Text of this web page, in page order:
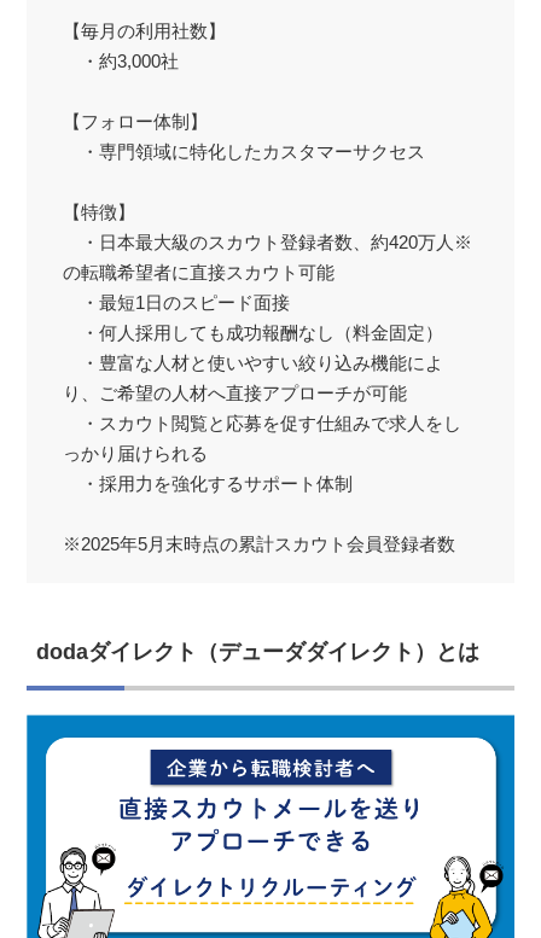
【毎月の利用社数】
・約3,000社
【フォロー体制】
・専門領域に特化したカスタマーサクセス
【特徴】
・日本最大級のスカウト登録者数、約420万人※
の転職希望者に直接スカウト可能
・最短1日のスピード面接
・何人採用しても成功報酬なし（料金固定）
・豊富な人材と使いやすい絞り込み機能によ
り、ご希望の人材へ直接アプローチが可能
・スカウト閲覧と応募を促す仕組みで求人をし
っかり届けられる
・採用力を強化するサポート体制
※2025年5月末時点の累計スカウト会員登録者数
dodaダイレクト（デューダダイレクト）とは